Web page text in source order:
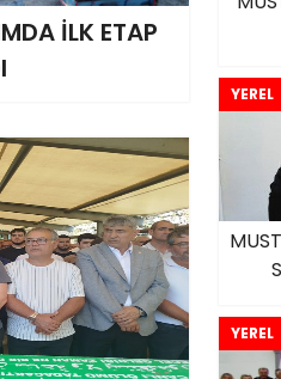
İLK ETAP
YEREL
YEREL